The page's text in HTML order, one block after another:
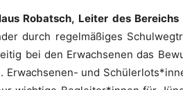
Robatsch, Leiter des
durch regelmäßiges
bei den Erwachsenen das
Erwachsenen- und